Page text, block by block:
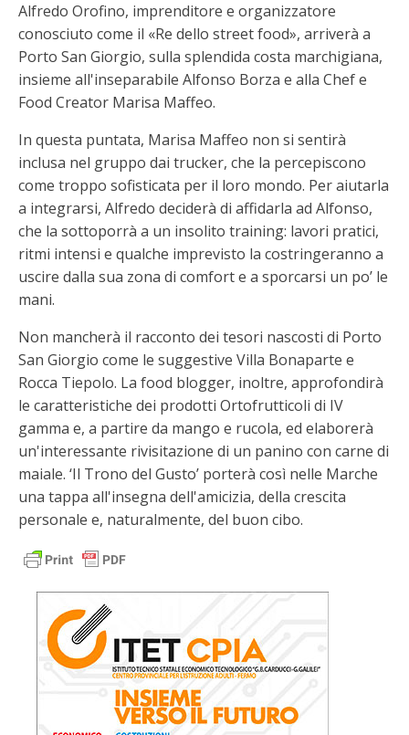
Alfredo Orofino, imprenditore e organizzatore
conosciuto come il «Re dello street food», arriverà a
Porto San Giorgio, sulla splendida costa marchigiana,
insieme all'inseparabile Alfonso Borza e alla Chef e
Food Creator Marisa Maffeo.
In questa puntata, Marisa Maffeo non si sentirà
inclusa nel gruppo dai trucker, che la percepiscono
come troppo sofisticata per il loro mondo. Per aiutarla
a integrarsi, Alfredo deciderà di affidarla ad Alfonso,
che la sottoporrà a un insolito training: lavori pratici,
ritmi intensi e qualche imprevisto la costringeranno a
uscire dalla sua zona di comfort e a sporcarsi un po’ le
mani.
Non mancherà il racconto dei tesori nascosti di Porto
San Giorgio come le suggestive Villa Bonaparte e
Rocca Tiepolo. La food blogger, inoltre, approfondirà
le caratteristiche dei prodotti Ortofrutticoli di IV
gamma e, a partire da mango e rucola, ed elaborerà
un'interessante rivisitazione di un panino con carne di
maiale. ‘Il Trono del Gusto’ porterà così nelle Marche
una tappa all'insegna dell'amicizia, della crescita
personale e, naturalmente, del buon cibo.